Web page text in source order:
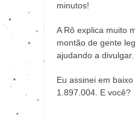
minutos!
A Rô explica muito
montão de gente
ajudando a divulgar.
Eu assinei em
1.897.004. E você?